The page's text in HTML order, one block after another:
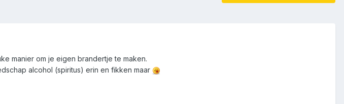
manier om je eigen brandertje te maken.
alcohol (spiritus) erin en fikken maar